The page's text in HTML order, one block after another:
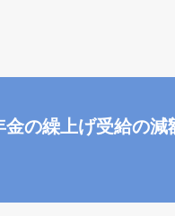
金の繰上げ受給の減